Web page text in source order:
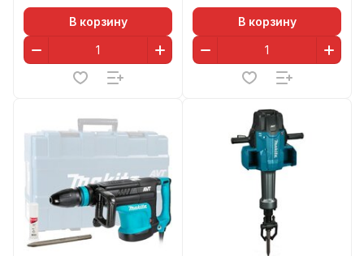
В корзину В корзину